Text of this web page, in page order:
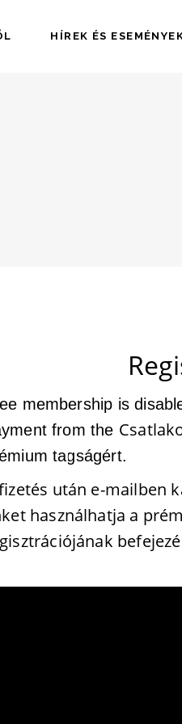
HÍREK ÉS
membership is
from the
tagságért.
után e-mailben
használhatja a